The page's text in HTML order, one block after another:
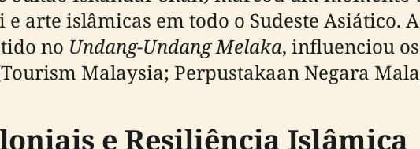
arte islâmicas em todo o Sudeste Asiático.
no Undang-Undang Melaka, influenciou
Malaysia; Perpustakaan Negara
e Resiliência Islâmica